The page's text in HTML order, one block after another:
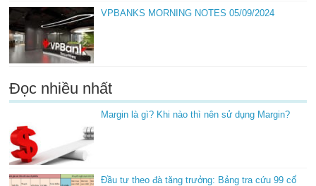
VPBANKS MORNING NOTES 05/09/2024
Đọc nhiều nhất
Margin là gì? Khi nào thì nên sử dụng Margin?
Đầu tư theo đà tăng trưởng: Bảng tra cứu 99 cổ